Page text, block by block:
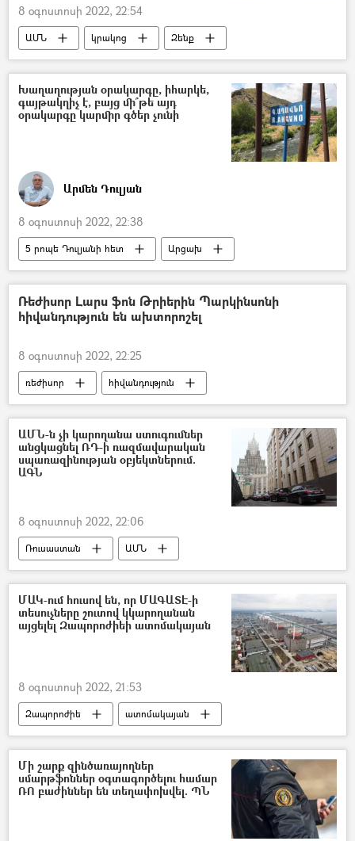
8 օգոստոսի 2022, 22:54
ԱՄՆ կրակոց Զենք
Խաղաղության օրակարգը, իհարկե,
գայթակղիչ է, բայց մի՞թե այդ
օրակարգը կարմիր գծեր չունի
Արմեն Դուլյան
8 օգոստոսի 2022, 22:38
5 րոպե Դուլյանի հետ
Արցախ
Լեռնային Ղարաբաղ
Հայաստան
Ադրբեջան
Բերձոր Աղավնո
Ռեժիսոր Լարս ֆոն Թրիերին Պարկինսոնի
հիվանդություն են ախտորոշել
8 օգոստոսի 2022, 22:25
ռեժիսոր հիվանդություն
ԱՄՆ-ն չի կարողանա ստուգումներ
անցկացնել ՌԴ-ի ռազմավարական
սպառազինության օբյեկտներում.
ԱԳՆ
8 օգոստոսի 2022, 22:06
Ռուսաստան
ԱՄՆ
համաձայնագիր
ՄԱԿ-ում հուսով են, որ ՄԱԳԱՏԷ-ի
տեսուչները շուտով կկարողանան
այցելել Զապորոժիեի ատոմակայան
8 օգոստոսի 2022, 21:53
Զապորոժիե
ատոմակայան
Միավորված ազգերի կազմակերպություն (ՄԱԿ)
ՄԱԳԱՏԷ
Մի շարք զինծառայողներ
սմարթֆոններ օգտագործելու համար
ՌՈ բաժիններ են տեղափոխվել. ՊՆ